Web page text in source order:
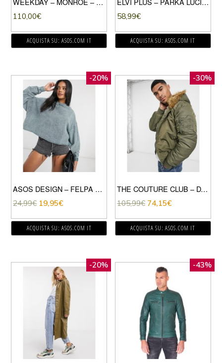
110,00€
ACQUISTA SU: ASOS.COM IT
58,99€
ACQUISTA SU: ASOS.COM IT
-20%
ASOS DESIGN – FELPA OVERSIZE MENTA SLAVATO CON BORDI GREZZI IN COORDINATO-VERDE
24,99€ 19,95€
ACQUISTA SU: ASOS.COM IT
-30%
THE COUTURE CLUB – DAKOTA – BOMBER KAKI CON FODERA IN ECOPELLICCIA-VERDE
105,99€ 74,15€
ACQUISTA SU: ASOS.COM IT
-20% -43%